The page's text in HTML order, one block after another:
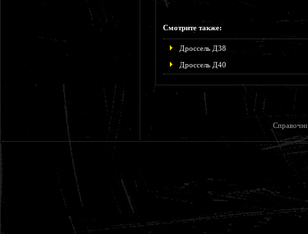
Смотрите также:
Дроссель Д38
Дроссель Д40